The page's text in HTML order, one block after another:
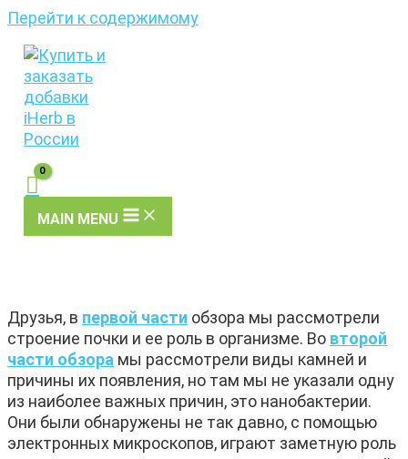
Перейти к содержимому
MAIN MENU
Друзья, в первой части обзора мы рассмотрели
строение почки и ее роль в организме. Во второй
части обзора мы рассмотрели виды камней и
причины их появления, но там мы не указали одну
из наиболее важных причин, это нанобактерии.
Они были обнаружены не так давно, с помощью
электронных микроскопов, играют заметную роль